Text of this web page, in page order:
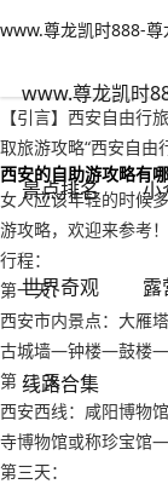
www.尊龙凯时888-尊
www.尊龙凯时
景点排名 小
世界奇观 露
线路合集
www.尊龙凯时888-尊
西安自由行旅游？西
【引言】西安自由行
取旅游攻略“西安自由
西安的自助游攻略有
女人应该年轻的时候
游攻略，欢迎来参考！
行程：
第一天：
西安市内景点：大
古城墙—钟楼—鼓楼—
第 二 天：
西安西线：咸阳博
寺博物馆或称珍宝馆
第三天：